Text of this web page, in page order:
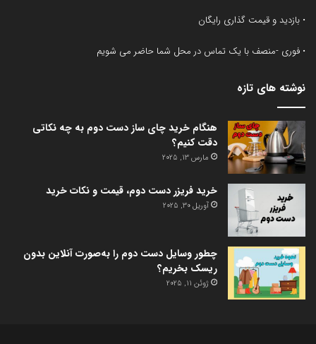
• بازدید و قیمت گذاری رایگان
• فوری -منصف با یک تماس در محل شما حاضر می شویم
نوشته های تازه
هنگام خرید چای ساز دست دوم به چه نکاتی
دقت کنیم؟
مارس 13, 2025
خرید فریزر دست دوم، قیمت و نکات خرید
آوریل 30, 2025
چطور وسایل دست دوم را به‌صورت آنلاین ‌بدون
ریسک بخریم؟
ژوئن 11, 2025